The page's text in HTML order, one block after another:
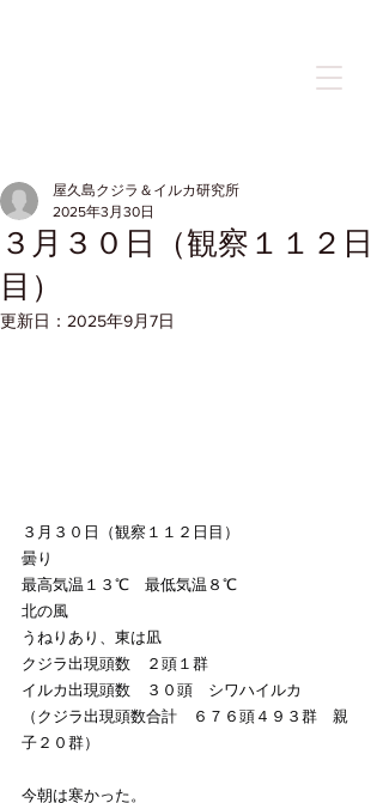
３月３０日（観察１１２日
目）
屋久島クジラ＆イルカ研究所
2025年3月30日
更新日： 2025年9月7日
３月３０日（観察１１２日目）
曇り
最高気温１３℃　最低気温８℃
北の風
うねりあり、東は凪
クジラ出現頭数　２頭１群
イルカ出現頭数　３０頭　シワハイルカ
（クジラ出現頭数合計　６７６頭４９３群　親
子２０群）
今朝は寒かった。